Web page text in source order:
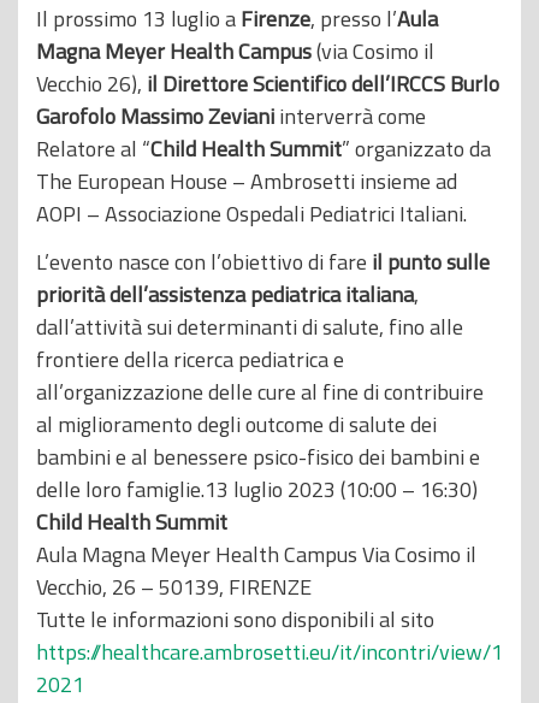
Il prossimo 13 luglio aFirenze, presso l’Aula
Magna Meyer Health Campus(via Cosimo il
Vecchio 26), il Direttore Scientifico dell’IRCCS Burlo
Garofolo Massimo Zevianiinterverrà come
Relatore al “Child Health Summit” organizzato da
The European House – Ambrosetti insieme ad
AOPI – Associazione Ospedali Pediatrici Italiani.
L’evento nasce con l’obiettivo di fare il punto sulle
priorità dell’assistenza pediatrica italiana,
dall’attività sui determinanti di salute, fino alle
frontiere della ricerca pediatrica e
all’organizzazione delle cure al fine di contribuire
al miglioramento degli outcome di salute dei
bambini e al benessere psico-fisico dei bambini e
delle loro famiglie.13 luglio 2023 (10:00 – 16:30)
Child Health Summit
Aula Magna Meyer Health Campus Via Cosimo il
Vecchio, 26 – 50139, FIRENZE
Tutte le informazioni sono disponibili al sito
https://healthcare.ambrosetti.eu/it/incontri/view/1
2021